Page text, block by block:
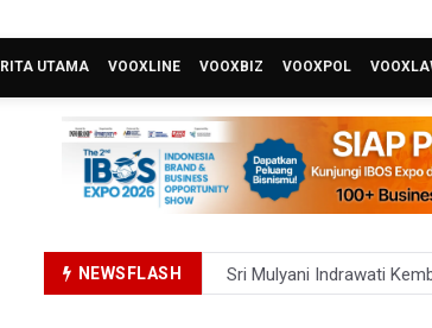
UTAMA VOOXLINE VOOXBIZ VOOXPOL
NEWSFLASH
Sri Mulyani Indrawati